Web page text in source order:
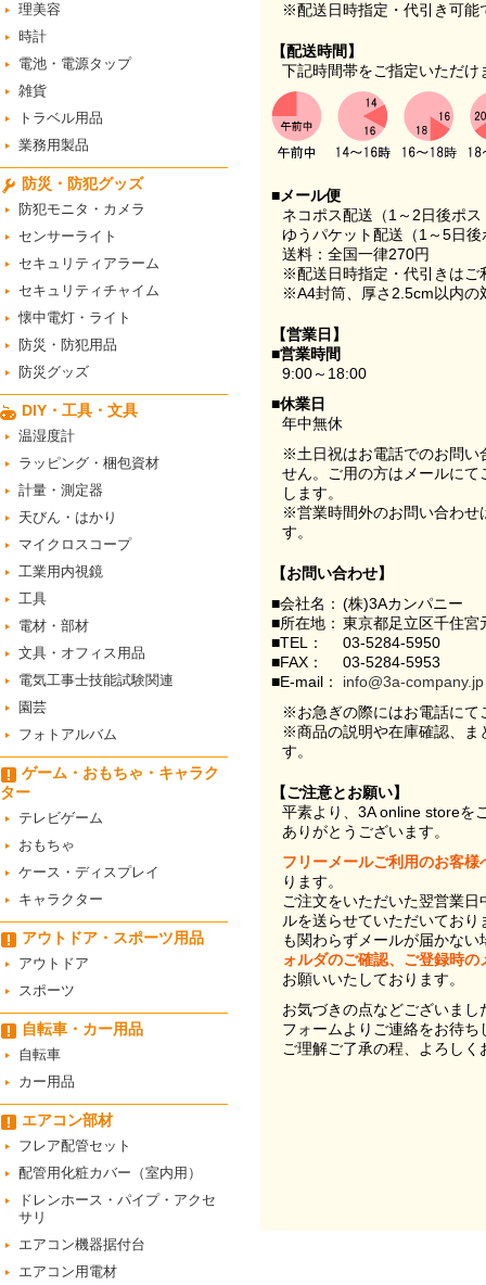
理美容
時計
電池・電源タップ
雑貨
トラベル用品
業務用製品
防災・防犯グッズ
防犯モニタ・カメラ
センサーライト
セキュリティアラーム
セキュリティチャイム
懐中電灯・ライト
防災・防犯用品
防災グッズ
DIY・工具・文具
温湿度計
ラッピング・梱包資材
計量・測定器
天びん・はかり
マイクロスコープ
工業用内視鏡
工具
電材・部材
文具・オフィス用品
電気工事士技能試験関連
園芸
フォトアルバム
ゲーム・おもちゃ・キャラク
ター
テレビゲーム
おもちゃ
ケース・ディスプレイ
キャラクター
アウトドア・スポーツ用品
アウトドア
スポーツ
自転車・カー用品
自転車
カー用品
エアコン部材
フレア配管セット
配管用化粧カバー（室内用）
ドレンホース・パイプ・アクセ
サリ
エアコン機器据付台
エアコン用電材
※配送日時指定・代引き可能
【配送時間】
下記時間帯をご指定いただけ
■メール便
ネコポス配送（1～2日後ポ
ゆうパケット配送（1～5日
送料：全国一律270円
※配送日時指定・代引きはご
※A4封筒、厚さ2.5cm以内の
【営業日】
■営業時間
9:00～18:00
■休業日
年中無休
※土日祝はお電話でのお問い
せん。ご用の方はメールに
します。
※営業時間外のお問い合わせ
す。
【お問い合わせ】
■会社名： (株)3Aカンパニー
■所在地： 東京都足立区千住
■TEL：
03-5284-5950
■FAX：
03-5284-5953
■E-mail：
info@3a-company.jp
※お急ぎの際にはお電話にて
※商品の説明や在庫確認、ま
す。
【ご注意とお願い】
平素より、3A online storeを
ありがとうございます。
フリーメールご利用のお客様
ります。
ご注文をいただいた翌営業
ルを送らせていただいてお
も関わらずメールが届かない
ォルダのご確認、ご登録時
お願いいたしております。
お気づきの点などございま
フォームよりご連絡をお待ち
ご理解ご了承の程、よろし